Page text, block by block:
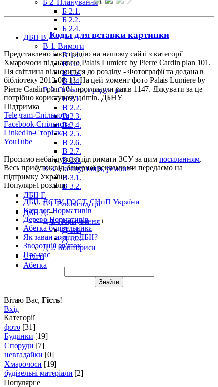
Б 2. Планування+
Б 2.1.
Б 2.2.
Б 2.4.
ДБН В.+
В 1. Вимоги+
В 1.1.
В 1.2.
В 1.3.
В 1.4.
В 2. Об'єкти, продукція+
В 2.1.
В 2.2.
В 2.3.
В 2.4.
В 2.5.
В 2.6.
В 2.7.
В 2.8.
В 3. Експлуатація, ремонт+
В 3.1.
В 3.2.
ДБН Г.+
Г 1. Рекомендації
ДБН Д.+
Д 1. Нормування+
Д 1.1.
Д 1.2.
Д 2. Кошториси
Статті
Абетка
Коды для вставки картинки
Представлено ілюстрацію на нашому сайті з категорії
Хмарочоси під назвою Palais Lumiere by Pierre Cardin plan 101.
Ця світлина відноситься до розділу - Фотографії та додана в
бібліотеку 2012-08-13. На цей момент фото Palais Lumiere by
Pierre Cardin plan 101 проглянули разів 1147. Дякувати за це
потрібно користувачу admin. ДБНУ
Підтримка
Telegram-Спільнота
Facebook-Спільнота
LinkedIn-Сторінка
YouTube
Просимо небайдужих підтримати ЗСУ за цим посиланням.
Весь прибуток від банерної реклами ми передаємо на
підтримку України.
Популярні розділи
ДБН, ДСТУ, ГОСТ, СНиП України
Каталог Нормативів
Дерево Нормативів
Абетка будівельника
Як завантажити ДБН?
Зворотній зв'язок
Про нас
Вітаю Вас, Гість!
Вхід
Категорії
фото [31]
Будинки [19]
Споруди [7]
невгадайки [0]
Хмарочоси [19]
будівельні матеріали [2]
Популярне